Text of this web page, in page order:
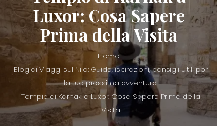
Luxor: Cosa Sapere
Prima della Visita
Home
Blog di Viaggi sul Nilo: Guide, ispirazioni, consigli ultili per
la tua prossima avventura
Tempio di Karnak a Luxor: Cosa Sapere Prima della
Visita